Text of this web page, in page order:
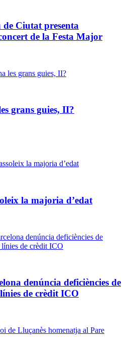
Ciutat presenta
de la Festa Major
grans guies, II?
la majoria d’edat
denúncia deficiències de
de crèdit ICO